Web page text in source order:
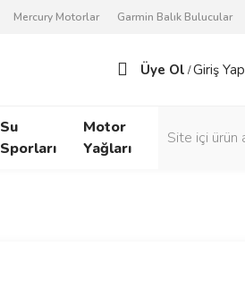
Mercury Motorlar Garmin Balık Bulucular
Üye Ol /Giriş Yap
Su
Sporları
Motor
Yağları